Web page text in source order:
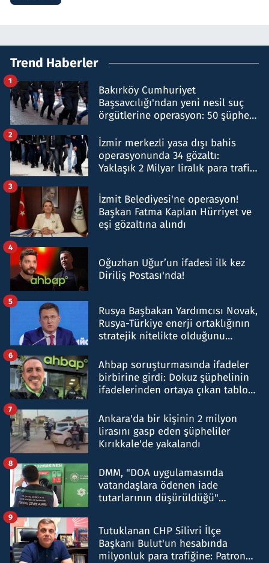
Trend Haberler
Bakırköy Cumhuriyet
Başsavcılığı'ndan yeni nesil suç
örgütlerine operasyon: 50 şüpheli
1
İzmir merkezli yasa dışı bahis
operasyonunda 34 gözaltı:
Yaklaşık 2 Milyar liralık para trafiği
2
İzmit Belediyesi'ne operasyon!
Başkan Fatma Kaplan Hürriyet ve
eşi gözaltına alındı
3
Oğuzhan Uğur’un ifadesi ilk kez
Diriliş Postası'nda!
4
Rusya Başbakan Yardımcısı Novak,
Rusya-Türkiye enerji ortaklığının
stratejik nitelikte olduğunu
5
Ahbap soruşturmasında ifadeler
birbirine girdi: Dokuz şüphelinin
ifadelerinden ortaya çıkan tablo
6
Ankara'da bir kişinin 2 milyon
lirasını gasp eden şüpheliler
Kırıkkale'de yakalandı
7
DMM, "DOA uygulamasında
vatandaşlara ödenen iade
tutarlarının düşürüldüğü"
8
Tutuklanan CHP Silivri İlçe
Başkanı Bulut'un hesabında
milyonluk para trafiğine: Patron
9